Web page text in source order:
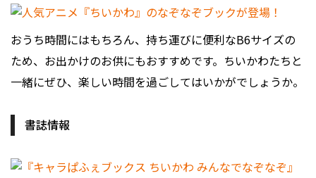
おうち時間にはもちろん、持ち運びに便利なB6サイズの
ため、お出かけのお供にもおすすめです。ちいかわたちと
一緒にぜひ、楽しい時間を過ごしてはいかがでしょうか。
書誌情報